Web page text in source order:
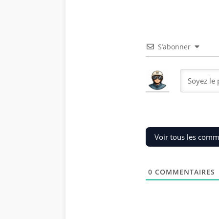
S’abonner
Voir tous les
0 COMMENTAIRES